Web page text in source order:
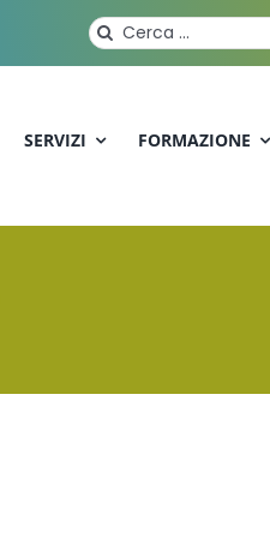
Cerca
per:
SERVIZI FORMAZIONE